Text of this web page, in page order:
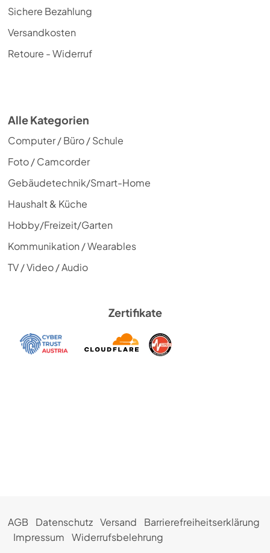
Sichere Bezahlung
Versandkosten
Retoure - Widerruf
Alle Kategorien
Computer / Büro / Schule
Foto / Camcorder
Gebäudetechnik/Smart-Home
Haushalt & Küche
Hobby/Freizeit/Garten
Kommunikation / Wearables
TV / Video / Audio
Zertifikate
AGB Datenschutz Versand
Barrierefreiheitserklärung
Impressum
Widerrufsbelehrung